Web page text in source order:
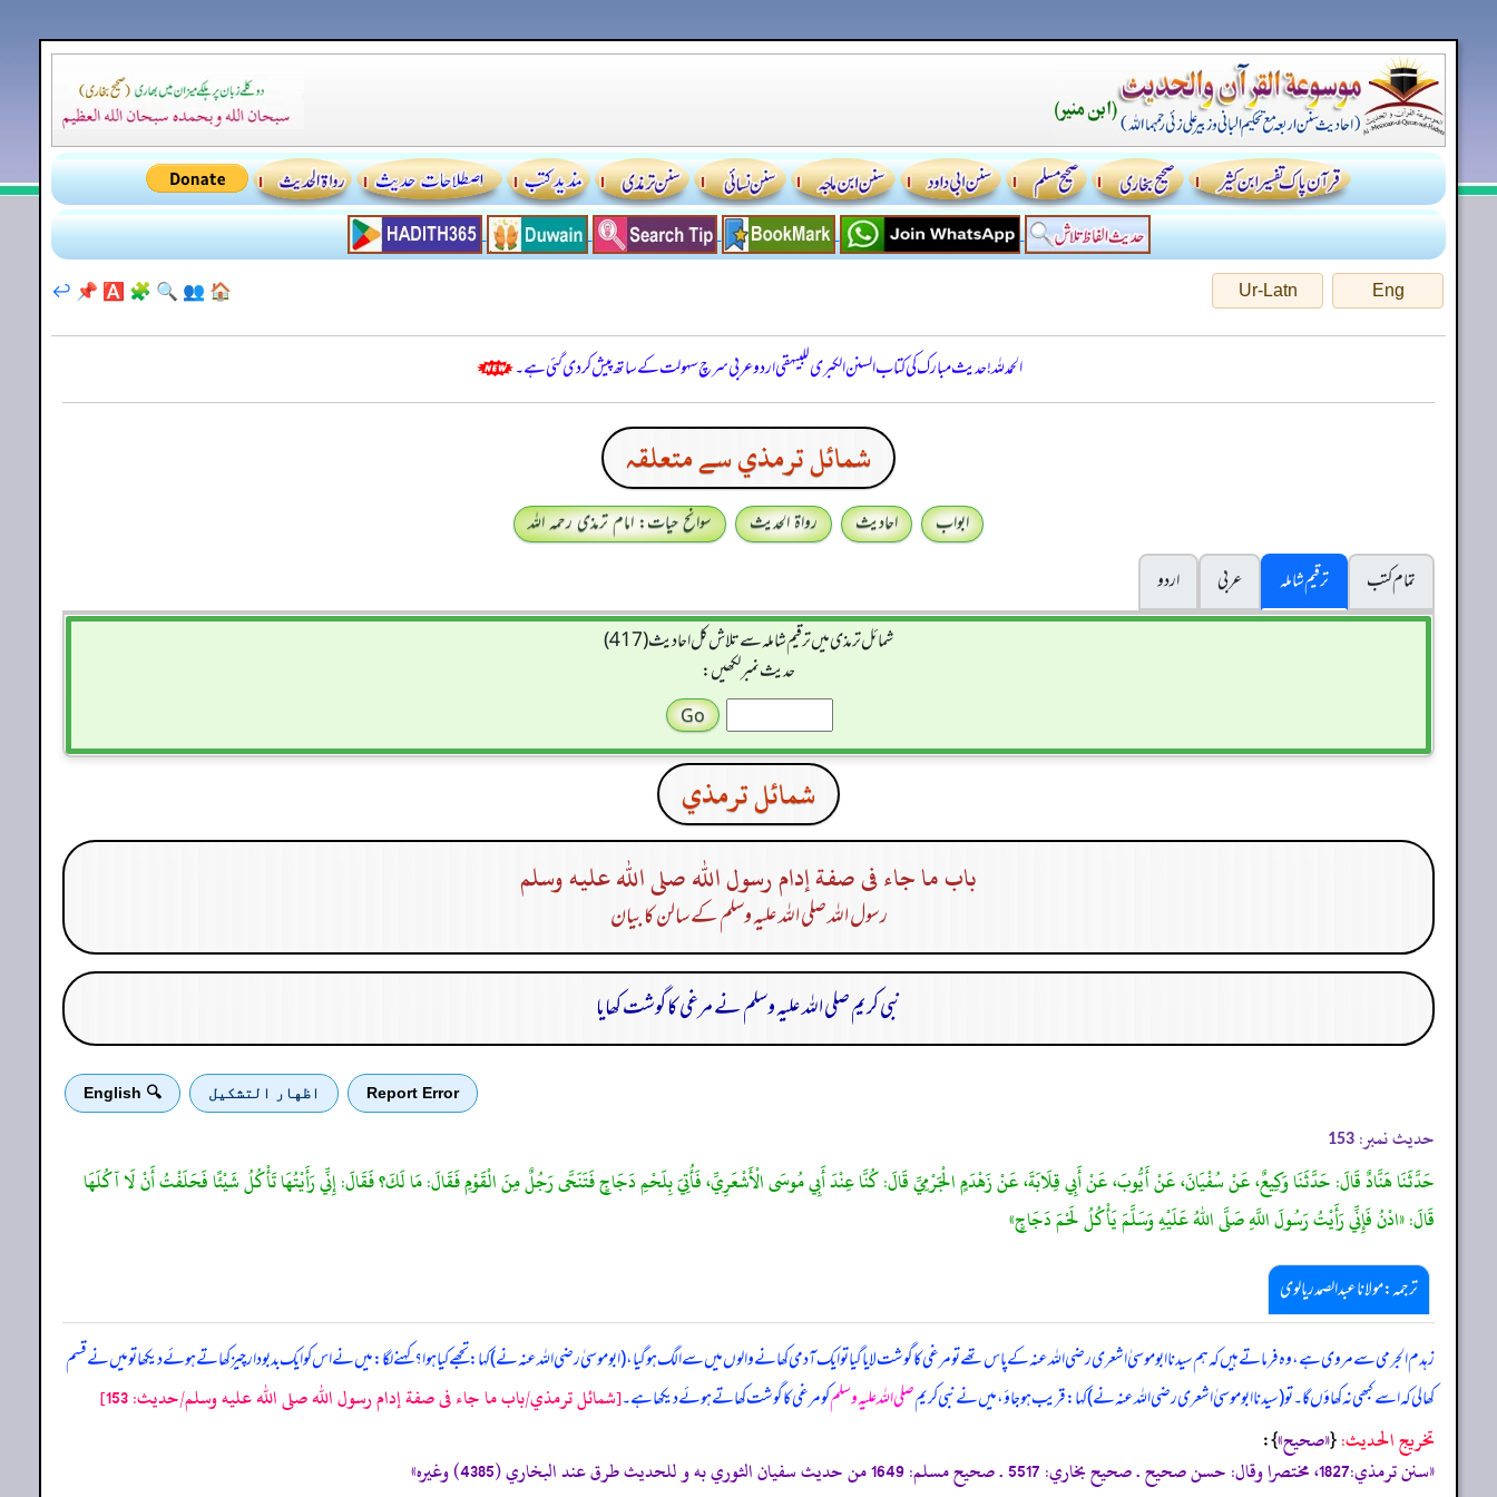
Eng
Ur-Latn
🏠
👥
🔍
🧩
🅰️
📌
↩️
الحمدللہ! حدیث مبارک کی کتاب السنن الكبرى للبيهقي اردو عربی سرچ سہولت کے ساتھ پیش کر دی گئی ہے۔
شمائل ترمذي سے متعلقہ
ابواب احادیث رواۃ الحدیث
سوانح حیات: امام ترمذی رحمہ اللہ
تمام کتب
ترقیم شاملہ عربی
اردو
شمائل ترمذی میں ترقیم شاملہ سے تلاش کل احادیث (417)
حدیث نمبر لکھیں:
شمائل ترمذي
باب ما جاء فى صفة إدام رسول الله صلى الله عليه وسلم
رسول اللہ صلی اللہ علیہ وسلم کے سالن کا بیان
نبی کریم صلی اللہ علیہ وسلم نے مرغی کا گوشت کھایا
Report Error اظهار التشكيل 🔍 English
حدیث نمبر: 153
حَدَّثَنَا هَنَّادٌ قَالَ: حَدَّثَنَا وَكِيعٌ، عَنْ سُفْيَانَ، عَنْ أَيُّوبَ، عَنْ أَبِي قِلَابَةَ، عَنْ زَهْدَمٍ الْجَرْمِيِّ قَالَ: كُنَّا عِنْدَ أَبِي مُوسَى الْأَشْعَرِيِّ، فَأُتِيَ بِلَحْمِ دَجَاجٍ فَتَنَحَّى رَجُلٌ مِنَ الْقَوْمِ فَقَالَ: مَا لَكَ؟ فَقَالَ: إِنِّي رَأَيْتُهَا تَأْكُلُ شَيْئًا فَحَلَفْتُ أَنْ لَا آكُلَهَا
قَالَ: «ادْنُ فَإِنِّي رَأَيْتُ رَسُولَ اللَّهِ صَلَّى اللهُ عَلَيْهِ وَسَلَّمَ يَأْكُلُ لَحْمَ دَجَاجٍ»
ترجمہ:مولانا عبدالصمد ریالوی
زہدم الجرمی سے مروی ہے، وہ فرماتے ہیں کہ ہم سیدنا ابوموسیٰ اشعری رضی اللہ عنہ کے پاس تھے تو مرغی کا گوشت لایا گیا تو ایک آدمی کھانے والوں میں سے الگ ہو گیا، (ابوموسیٰ رضی اللہ عنہ نے) کہا: تجھے کیا ہوا؟ کہنے لگا: میں نے اس کو ایک بدبودار چیز کھاتے ہوئے دیکھا تو میں نے قسم
کھا لی کہ اسے کبھی نہ کھاؤں گا۔ تو (سیدنا ابوموسیٰ اشعری رضی اللہ عنہ نے) کہا: قریب ہو جاؤ، میں نے نبی کریمصلی اللہ علیہ وسلمکو مرغی کا گوشت کھاتے ہوئے دیکھا ہے۔[شمائل ترمذي/باب ما جاء فى صفة إدام رسول الله صلى الله عليه وسلم/حدیث: 153]
تخریج الحدیث:{«صحيح»}:
«سنن ترمذي:1827، مختصرا وقال: حسن صحيح . صحيح بخاري: 5517 . صحيح مسلم: 1649 من حديث سفيان الثوري به و للحديث طرق عند البخاري (4385) وغيره»